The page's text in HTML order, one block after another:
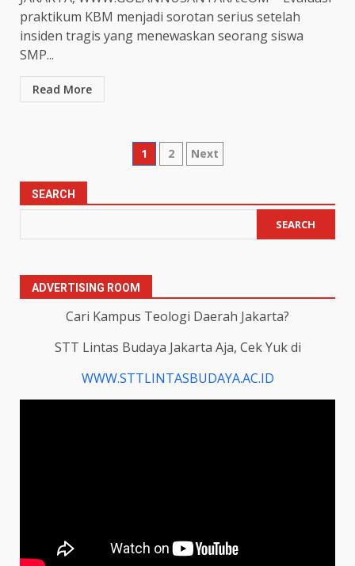
praktikum KBM menjadi sorotan serius setelah
insiden tragis yang menewaskan seorang siswa
SMP...
Read More
Posts
1 2 Next
SEARCH
SEARCH
ADVERTISING ROOM
Cari Kampus Teologi Daerah Jakarta?
STT Lintas Budaya Jakarta Aja, Cek Yuk di
WWW.STTLINTASBUDAYA.AC.ID